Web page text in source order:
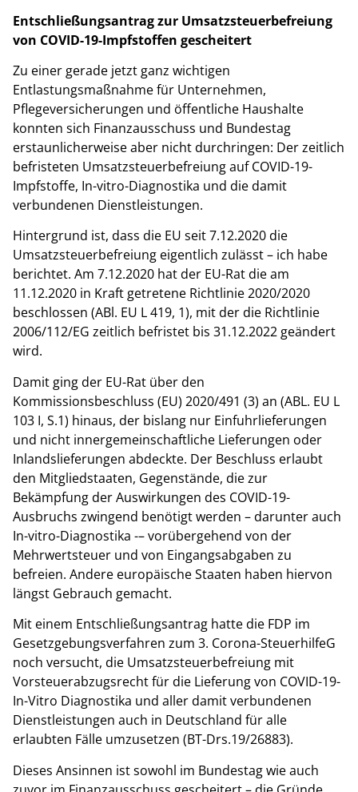
Entschließungsantrag zur Umsatzsteuerbefreiung
von COVID-19-Impfstoffen gescheitert
Zu einer gerade jetzt ganz wichtigen
Entlastungsmaßnahme für Unternehmen,
Pflegeversicherungen und öffentliche Haushalte
konnten sich Finanzausschuss und Bundestag
erstaunlicherweise aber nicht durchringen: Der zeitlich
befristeten Umsatzsteuerbefreiung auf COVID-19-
Impfstoffe, In-vitro-Diagnostika und die damit
verbundenen Dienstleistungen.
Hintergrund ist, dass die EU seit 7.12.2020 die
Umsatzsteuerbefreiung eigentlich zulässt – ich habe
berichtet. Am 7.12.2020 hat der EU-Rat die am
11.12.2020 in Kraft getretene Richtlinie 2020/2020
beschlossen (ABl. EU L 419, 1), mit der die Richtlinie
2006/112/EG zeitlich befristet bis 31.12.2022 geändert
wird.
Damit ging der EU-Rat über den
Kommissionsbeschluss (EU) 2020/491 (3) an (ABL. EU L
103 I, S.1) hinaus, der bislang nur Einfuhrlieferungen
und nicht innergemeinschaftliche Lieferungen oder
Inlandslieferungen abdeckte. Der Beschluss erlaubt
den Mitgliedstaaten, Gegenstände, die zur
Bekämpfung der Auswirkungen des COVID-19-
Ausbruchs zwingend benötigt werden – darunter auch
In-vitro-Diagnostika -– vorübergehend von der
Mehrwertsteuer und von Eingangsabgaben zu
befreien. Andere europäische Staaten haben hiervon
längst Gebrauch gemacht.
Mit einem Entschließungsantrag hatte die FDP im
Gesetzgebungsverfahren zum 3. Corona-SteuerhilfeG
noch versucht, die Umsatzsteuerbefreiung mit
Vorsteuerabzugsrecht für die Lieferung von COVID-19-
In-Vitro Diagnostika und aller damit verbundenen
Dienstleistungen auch in Deutschland für alle
erlaubten Fälle umzusetzen (BT-Drs.19/26883).
Dieses Ansinnen ist sowohl im Bundestag wie auch